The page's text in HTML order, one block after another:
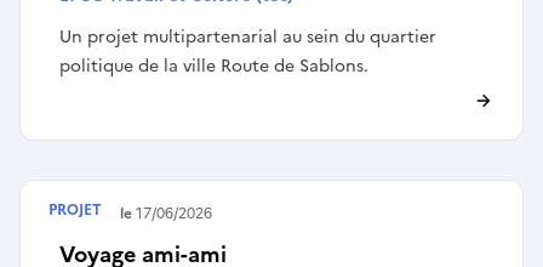
Un projet multipartenarial au sein du quartier
politique de la ville Route de Sablons.
Voyage ami-ami
Terminé le17/06/2026
PROJET